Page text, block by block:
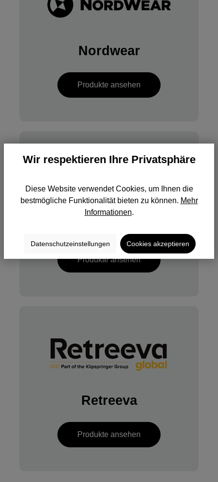
Nordwear
Produkte ansehen
Produkte ansehen
Retreeva
Produkte ansehen
Wir respektieren Ihre Privatsphäre
Diese Website verwendet Cookies, um Ihnen die
bestmögliche Funktionalität bieten zu können. Mehr
Informationen.
Datenschutzeinstellungen Cookies akzeptieren